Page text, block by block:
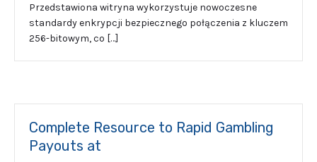
Przedstawiona witryna wykorzystuje nowoczesne
standardy enkrypcji bezpiecznego połączenia z kluczem
256-bitowym, co […]
Complete Resource to Rapid Gambling
Payouts at